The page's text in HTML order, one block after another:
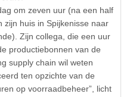
om zeven uur (na een half
zijn huis in Spijkenisse naar
Zijn collega, die een uur
productiebonnen van de
supply chain wil weten
ten opzichte van de
op voorraadbeheer”, licht